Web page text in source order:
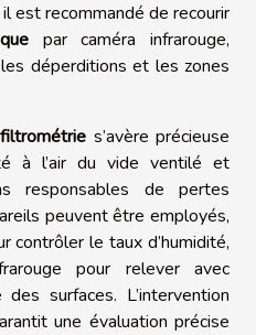
est recommandé de recourir
par caméra infrarouge,
déperditions et les zones
s’avère précieuse
à l’air du vide ventilé et
responsables de pertes
peuvent être employés,
contrôler le taux d’humidité,
pour relever avec
surfaces. L’intervention
une évaluation précise